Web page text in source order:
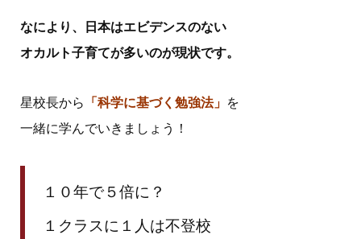
なにより、日本はエビデンスのない
オカルト子育てが多いのが現状です。
星校長から 「科学に基づく勉強法」 を
一緒に学んでいきましょう！
１０年で５倍に？
１クラスに１人は不登校